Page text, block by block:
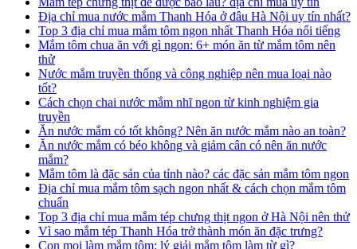
Địa chỉ mua nước mắm Thanh Hóa ở đâu Hà Nội uy tín nhất?
Top 3 địa chỉ mua mắm tôm ngon nhất Thanh Hóa nổi tiếng
Mắm tôm chua ăn với gì ngon: 6+ món ăn từ mắm tôm nên
thử
Nước mắm truyền thống và công nghiệp nên mua loại nào
tốt?
Cách chọn chai nước mắm nhĩ ngon từ kinh nghiệm gia
truyền
Ăn nước mắm có tốt không? Nên ăn nước mắm nào an toàn?
Ăn nước mắm có béo không và giảm cân có nên ăn nước
mắm?
Mắm tôm là đặc sản của tỉnh nào? các đặc sản mắm tôm ngon
Địa chỉ mua mắm tôm sạch ngon nhất & cách chọn mắm tôm
chuẩn
Top 3 địa chỉ mua mắm tép chưng thịt ngon ở Hà Nội nên thử
Vì sao mắm tép Thanh Hóa trở thành món ăn đặc trưng?
Con moi làm mắm tôm: lý giải mắm tôm làm từ gì?